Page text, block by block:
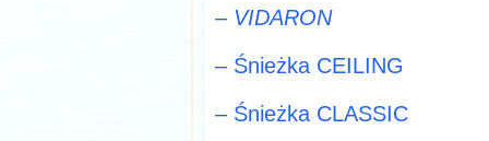
– VIDARON
– Śnieżka CEILING
– Śnieżka CLASSIC